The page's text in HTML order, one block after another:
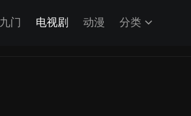
九门 电视剧 动漫 分类